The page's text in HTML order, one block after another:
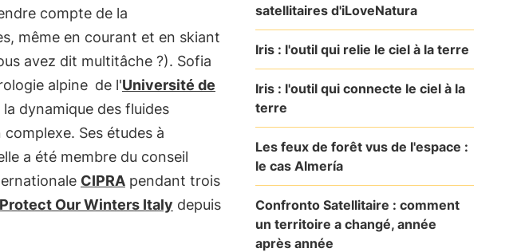
compte de la
même en courant et en skiant
avez dit multitâche ?). Sofia
alpine de l'Université de
dynamique des fluides
Ses études à
a été membre du conseil
CIPRApendant trois
Protect Our Winters Italy depuis
satellitaires d'iLoveNatura
Iris : l'outil qui relie le ciel à la terre
Iris : l'outil qui connecte le ciel à la
terre
Les feux de forêt vus de l'espace :
le cas Almería
Confronto Satellitaire : comment
un territoire a changé, année
après année